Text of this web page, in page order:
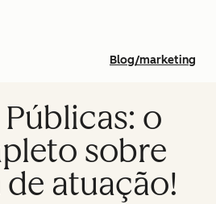
Blog/marketing
o
sobre
de atuação!